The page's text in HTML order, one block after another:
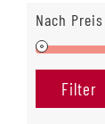
Nach
Filter